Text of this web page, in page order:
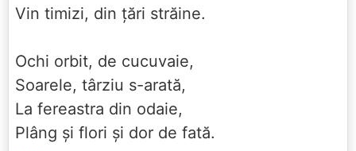
Vin timizi, din țări străine.
Ochi orbit, de cucuvaie,
Soarele, târziu s-arată,
La fereastra din odaie,
Plâng și flori și dor de fată.